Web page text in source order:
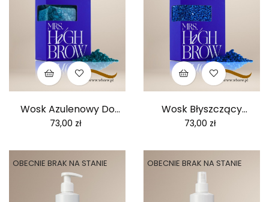
Wosk Azulenowy Do
Depilacji...
Cena
73,00 zł
Wosk Błyszczący
Niebieski...
Cena
73,00 zł
OBECNIE BRAK NA STANIE OBECNIE BRAK NA STANIE